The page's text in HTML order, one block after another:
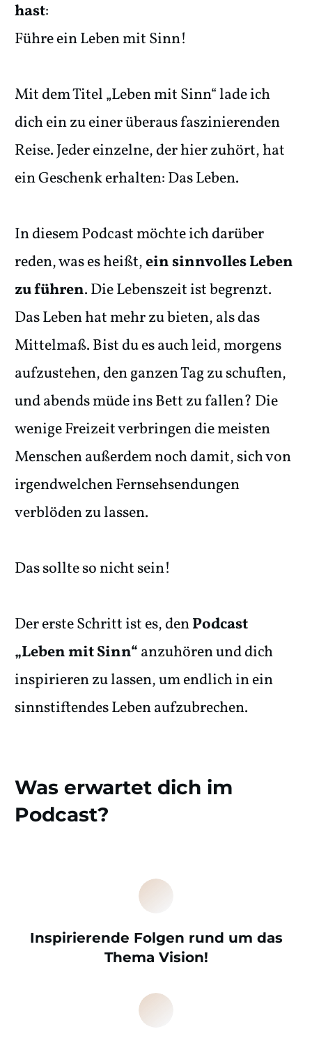
hast:
Führe ein Leben mit Sinn!
Mit dem Titel „Leben mit Sinn“ lade ich
dich ein zu einer überaus faszinierenden
Reise. Jeder einzelne, der hier zuhört, hat
ein Geschenk erhalten: Das Leben.
In diesem Podcast möchte ich darüber
reden, was es heißt,ein sinnvolles Leben
zu führen. Die Lebenszeit ist begrenzt.
Das Leben hat mehr zu bieten, als das
Mittelmaß. Bist du es auch leid, morgens
aufzustehen, den ganzen Tag zu schuften,
und abends müde ins Bett zu fallen? Die
wenige Freizeit verbringen die meisten
Menschen außerdem noch damit, sich von
irgendwelchen Fernsehsendungen
verblöden zu lassen.
Das sollte so nicht sein!
Der erste Schritt ist es, denPodcast
„Leben mit Sinn“anzuhören und dich
inspirieren zu lassen, um endlich in ein
sinnstiftendes Leben aufzubrechen.
Was erwartet dich im
Podcast?
Inspirierende Folgen rund um das
Thema Vision!